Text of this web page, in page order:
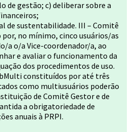
de gestão; c) deliberar sobre a
de sustentabilidade. III – Comitê
no mínimo, cinco usuários/as
a o/a Vice-coordenador/a, ao
e avaliar o funcionamento da
dos procedimentos de uso.
constituídos por até três
como multiusuários poderão
de Comitê Gestor e de
a obrigatoriedade de
anuais à PRPI.